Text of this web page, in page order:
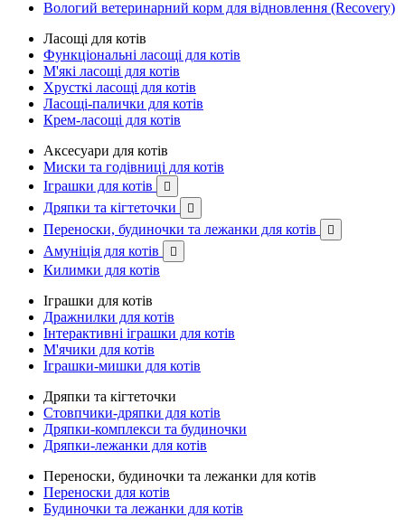
Вологий ветеринарний корм для відновлення (Recovery)
Ласощі для котів
Функціональні ласощі для котів
М'які ласощі для котів
Хрусткі ласощі для котів
Ласощі-палички для котів
Крем-ласощі для котів
Аксесуари для котів
Миски та годівниці для котів
Іграшки для котів

Дряпки та кігтеточки 
Переноски, будиночки та лежанки для котів 
Амуніція для котів 
Килимки для котів
Іграшки для котів
Дражнилки для котів
Інтерактивні іграшки для котів
М'ячики для котів
Іграшки-мишки для котів
Дряпки та кігтеточки
Стовпчики-дряпки для котів
Дряпки-комплекси та будиночки
Дряпки-лежанки для котів
Переноски, будиночки та лежанки для котів
Переноски для котів
Будиночки та лежанки для котів